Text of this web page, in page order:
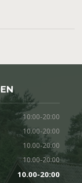
10:00-20:00
10.00-20:00
10.00-20:00
10.00-20:00
10.00-20:00